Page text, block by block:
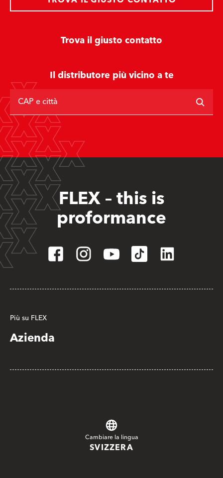
Trova il giusto contatto
Il distributore più vicino a te
CAP e città
FLEX – this is
proformance
Più su FLEX
Azienda
Cambiare la lingua
SVIZZERA